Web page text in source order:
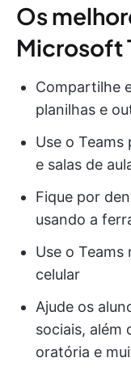
Os
Microsoft
Compartilhe
planilhas e
Use o
e salas de
Fique por
usando a
Use o
celular
Ajude os
sociais, além
oratória e